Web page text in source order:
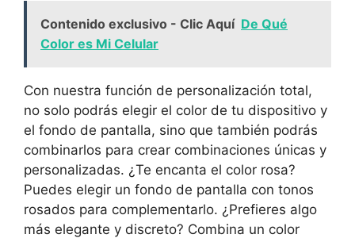
Contenido exclusivo - Clic Aquí De Qué
Color es Mi Celular
Con nuestra ⁤función de personalización ‍total,
no solo podrás elegir el‍ color de tu ​dispositivo ‌y
el fondo de pantalla, sino que también podrás
combinarlos para crear combinaciones únicas y
personalizadas. ¿Te encanta ⁢el color rosa?
Puedes elegir un ⁢fondo de pantalla con tonos⁣
rosados para complementarlo. ¿Prefieres algo
más elegante y discreto? Combina un color